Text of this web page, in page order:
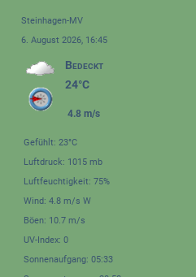
Steinhagen-MV
6. August 2026, 16:45
Bedeckt
24°C
4.8 m/s
Gefühlt: 23°C
Luftdruck: 1015 mb
Luftfeuchtigkeit: 75%
Wind: 4.8 m/s W
Böen: 10.7 m/s
UV-Index: 0
Sonnenaufgang: 05:33